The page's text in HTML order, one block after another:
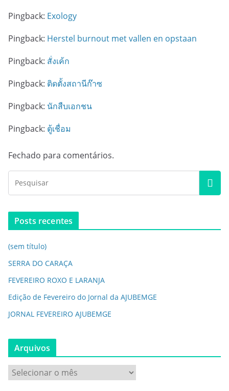
Pingback: Exology
Pingback: Herstel burnout met vallen en opstaan
Pingback: สั่งเค้ก
Pingback: ติดตั้งสถานีก๊าซ
Pingback: นักสืบเอกชน
Pingback: ตู้เชื่อม
Fechado para comentários.
Posts recentes
(sem título)
SERRA DO CARAÇA
FEVEREIRO ROXO E LARANJA
Edição de Fevereiro do Jornal da AJUBEMGE
JORNAL FEVEREIRO AJUBEMGE
Arquivos